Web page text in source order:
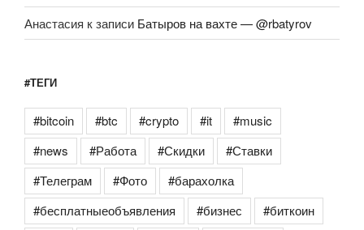
Анастасия к записи Батыров на вахте — @rbatyrov
#ТЕГИ
#bitcoin #btc #crypto #it
#music
#news
#Работа #Скидки
#Ставки
#Телеграм
#Фото
#барахолка
#бесплатныеобъявления
#бизнес
#биткоин